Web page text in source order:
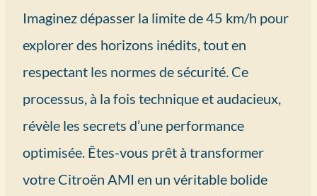
Imaginez dépasser la limite de 45 km/h pour
explorer des horizons inédits, tout en
respectant les normes de sécurité. Ce
processus, à la fois technique et audacieux,
révèle les secrets d’une performance
optimisée. Êtes-vous prêt à transformer
votre Citroën AMI en un véritable bolide